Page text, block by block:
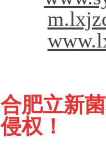
合肥立新
侵权！